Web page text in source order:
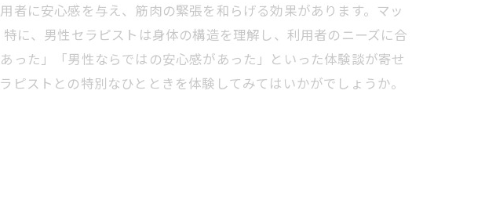
者に安心感を与え、筋肉の緊張を和らげる効果があります。マッ
に、男性セラピストは身体の構造を理解し、利用者のニーズに合
った」「男性ならではの安心感があった」といった体験談が寄せ
ストとの特別なひとときを体験してみてはいかがでしょうか。